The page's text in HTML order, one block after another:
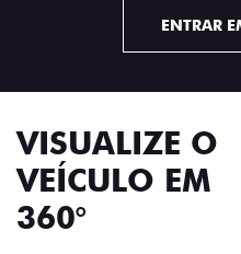
ENTRAR
VISUALIZE O
VEÍCULO EM
360°